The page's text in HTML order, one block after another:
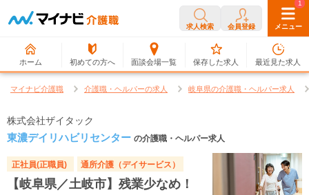
求人検索 会員登録 メニュー
ホーム 初めての方へ 面談会場一覧
0
保存した求人
1
最近見た求人
マイナビ介護職 介護職・ヘルパーの求人 岐阜県の介護職・ヘルパー求人
株式会社ザイタック
東濃デイリハビリセンター の介護職・ヘルパー求人
正社員(正職員) 通所介護（デイサービス）
【岐阜県／土岐市】残業少なめ！